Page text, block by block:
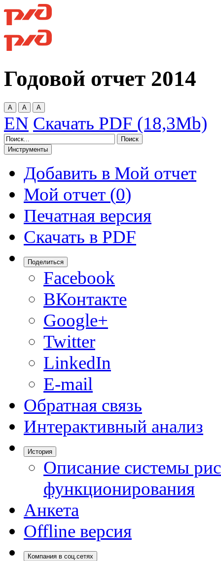
Годовой отчет 2014
A A A
EN Скачать PDF (18,3Mb)
Инструменты
Добавить в Мой отчет
Мой отчет (0)
Печатная версия
Скачать в PDF
Поделиться
Facebook
ВКонтакте
Google+
Twitter
LinkedIn
E-mail
Обратная связь
Интерактивный анализ
История
Описание системы
функционирования
Анкета
Offline версия
Компания в соц.сетях